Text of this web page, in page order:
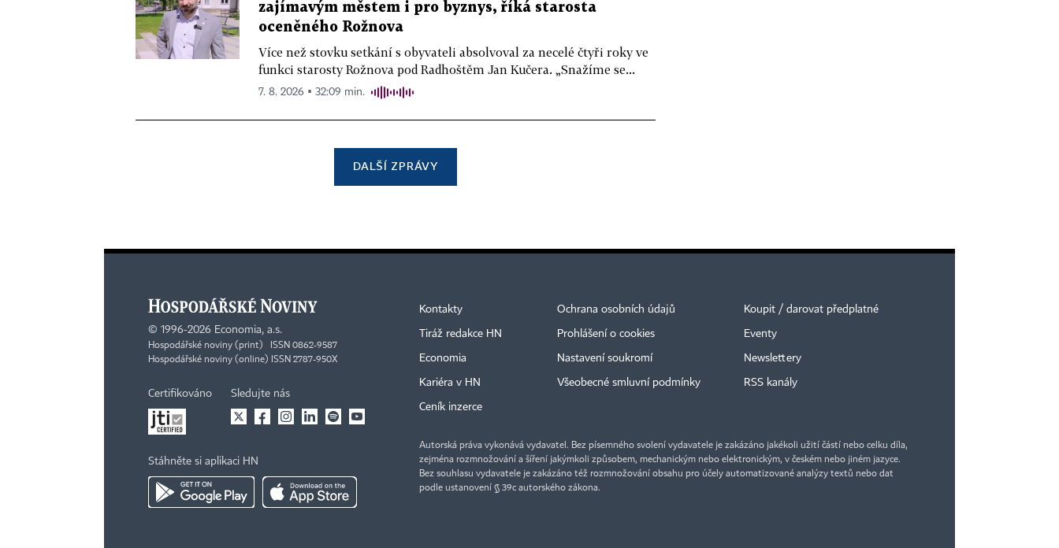
zajímavým městem i pro byznys, říká starosta
oceněného Rožnova
Více než stovku setkání s obyvateli absolvoval za necelé čtyři roky ve
funkci starosty Rožnova pod Radhoštěm Jan Kučera. „Snažíme se...
7. 8. 2026 ▪ 32:09 min.
DALŠÍ ZPRÁVY
© 1996-2026 Economia, a.s.
Hospodářské noviny (print) ISSN 0862-9587
Hospodářské noviny (online) ISSN 2787-950X
Certifikováno Sledujte nás
Stáhněte si aplikaci HN
Kontakty
Tiráž redakce HN
Economia
Kariéra v HN
Ceník inzerce
Ochrana osobních údajů
Prohlášení o cookies
Nastavení soukromí
Všeobecné smluvní podmínky
Koupit / darovat předplatné
Eventy
Newslettery
RSS kanály
Autorská práva vykonává vydavatel. Bez písemného svolení vydavatele je zakázáno jakékoli užití částí nebo celku díla,
zejména rozmnožování a šíření jakýmkoli způsobem, mechanickým nebo elektronickým, v českém nebo jiném jazyce.
Bez souhlasu vydavatele je zakázáno též rozmnožování obsahu pro účely automatizované analýzy textů nebo dat
podle ustanovení § 39c autorského zákona.